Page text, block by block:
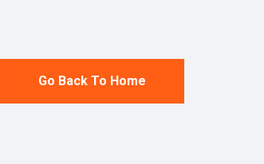
Go Back To Home